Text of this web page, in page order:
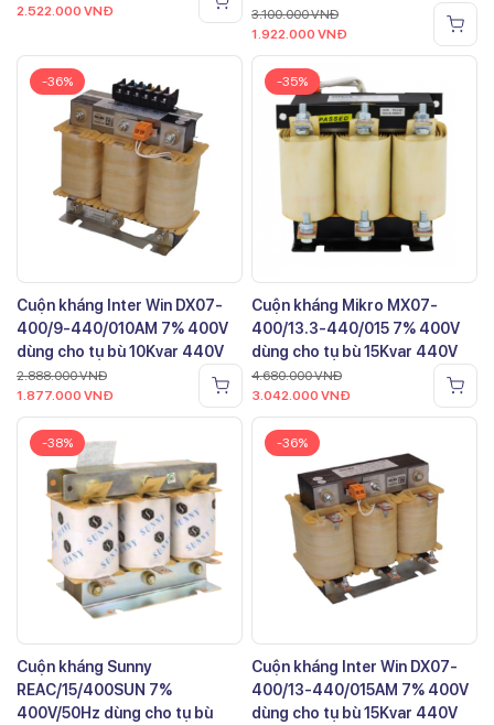
2.522.000 VNĐ 3.100.000VNĐ
1.922.000 VNĐ
-36%
Cuộn kháng Inter Win DX07-
400/9-440/010AM 7% 400V
dùng cho tụ bù 10Kvar 440V
2.888.000VNĐ
1.877.000 VNĐ
-35%
Cuộn kháng Mikro MX07-
400/13.3-440/015 7% 400V
dùng cho tụ bù 15Kvar 440V
4.680.000VNĐ
3.042.000 VNĐ
-38%
Cuộn kháng Sunny
REAC/15/400SUN 7%
400V/50Hz dùng cho tụ bù
-36%
Cuộn kháng Inter Win DX07-
400/13-440/015AM 7% 400V
dùng cho tụ bù 15Kvar 440V